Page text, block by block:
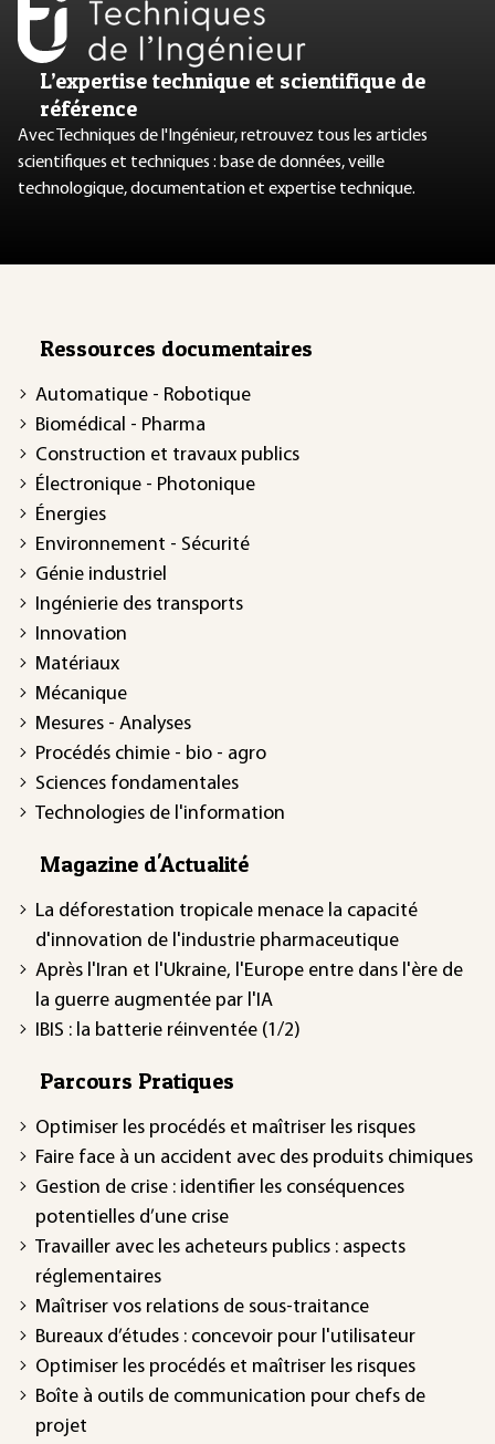
L’expertise technique et scientifique de
référence
Avec Techniques de l'Ingénieur, retrouvez tous les articles
scientifiques et techniques : base de données, veille
technologique, documentation et expertise technique.
Ressources documentaires
Automatique - Robotique
Biomédical - Pharma
Construction et travaux publics
Électronique - Photonique
Énergies
Environnement - Sécurité
Génie industriel
Ingénierie des transports
Innovation
Matériaux
Mécanique
Mesures - Analyses
Procédés chimie - bio - agro
Sciences fondamentales
Technologies de l'information
Magazine d'Actualité
La déforestation tropicale menace la capacité
d'innovation de l'industrie pharmaceutique
Après l'Iran et l'Ukraine, l'Europe entre dans l'ère de
la guerre augmentée par l'IA
IBIS : la batterie réinventée (1/2)
Parcours Pratiques
Optimiser les procédés et maîtriser les risques
Faire face à un accident avec des produits chimiques
Gestion de crise : identifier les conséquences
potentielles d’une crise
Travailler avec les acheteurs publics : aspects
réglementaires
Maîtriser vos relations de sous-traitance
Bureaux d’études : concevoir pour l'utilisateur
Optimiser les procédés et maîtriser les risques
Boîte à outils de communication pour chefs de
projet